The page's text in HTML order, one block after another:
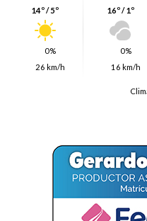
14º / 5º
0%
26 km/h
16º / 1º
0%
16 km/h